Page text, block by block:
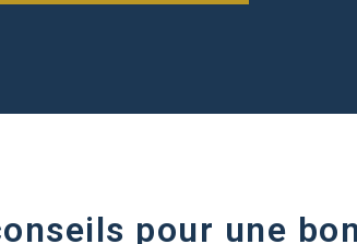
pour une